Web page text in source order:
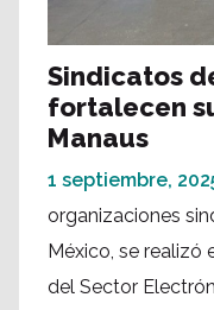
Sindicatos
fortalecen
Manaus
1 septiembre,
organizaciones
México, se realizó
del Sector